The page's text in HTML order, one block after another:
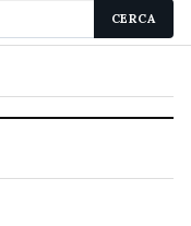
CERCA